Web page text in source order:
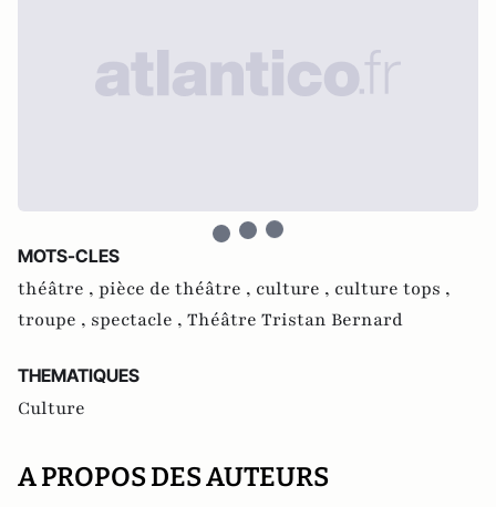
MOTS-CLES
théâtre , pièce de théâtre , culture , culture tops ,
troupe , spectacle , Théâtre Tristan Bernard
THEMATIQUES
Culture
A PROPOS DES AUTEURS